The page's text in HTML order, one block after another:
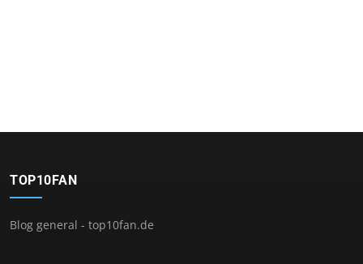
TOP10FAN
Blog general - top10fan.de